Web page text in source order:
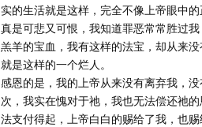
实的生活就是这样，完全不像上帝眼中
真是可悲又可恨，我知道罪恶常常胜过
羔羊的宝血，我有这样的法宝，却从来
就是这样的一个烂人。
感恩的是，我的上帝从来没有离弃我，
次，我实在愧对于祂，我也无法偿还祂
法支付得起，上帝白白的赐给了我，也